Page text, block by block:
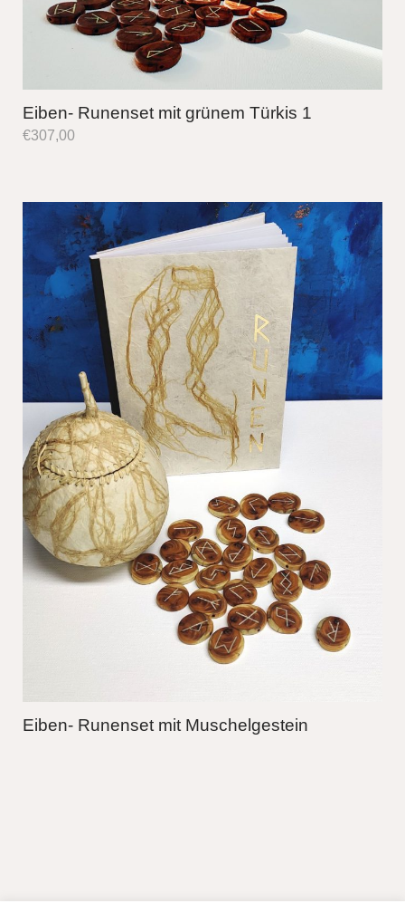
Eiben- Runenset mit grünem Türkis 1
€307,00
Eiben- Runenset mit Muschelgestein